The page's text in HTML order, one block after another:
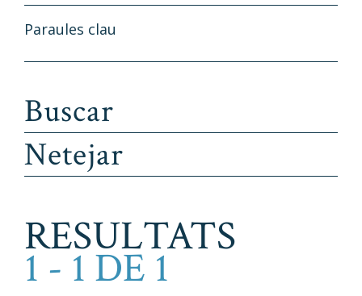
Paraules clau
RESULTATS
1 - 1 DE 1